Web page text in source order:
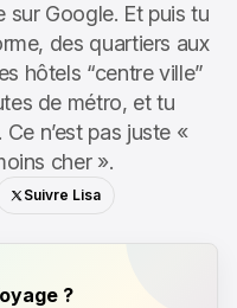
sur Google. Et puis tu
des quartiers aux
hôtels “centre ville”
de métro, et tu
n’est pas juste «
cher ».
Suivre Lisa
?